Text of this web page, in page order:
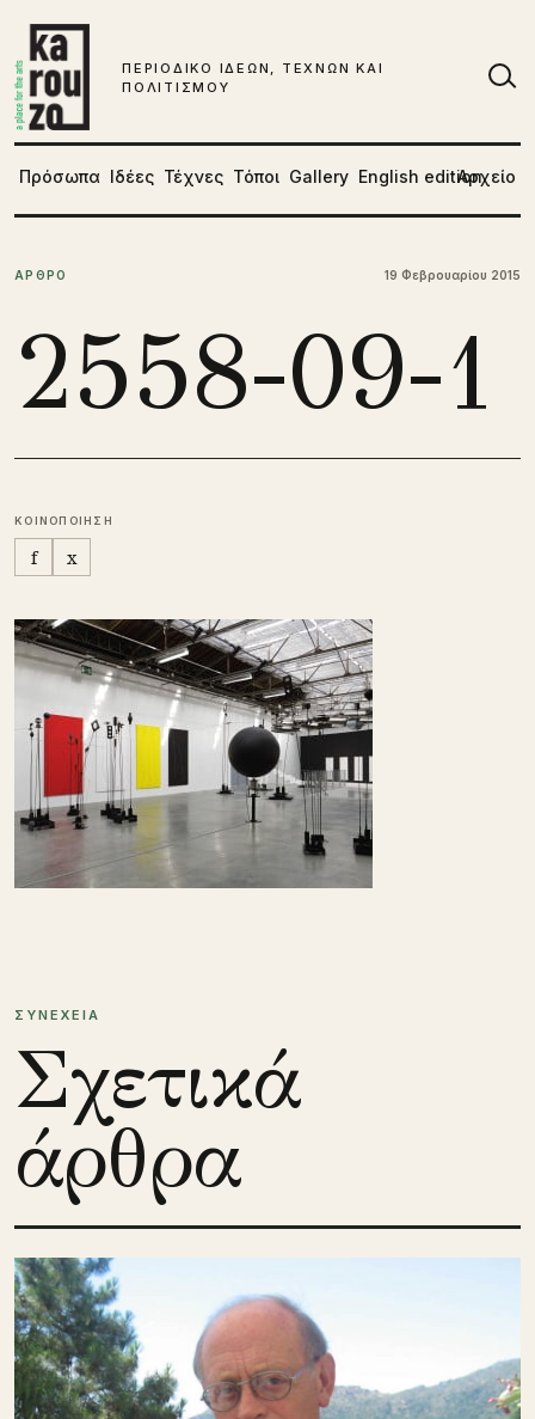
ΠΕΡΙΟΔΙΚΟ ΙΔΕΩΝ, ΤΕΧΝΩΝ ΚΑΙ
ΠΟΛΙΤΙΣΜΟΥ
Πρόσωπα Ιδέες Τέχνες Τόποι Gallery English editionΑρχείο
ΑΡΘΡΟ 19 Φεβρουαρίου 2015
2558-09-1
ΚΟΙΝΟΠΟΙΗΣΗ
f x
ΣΥΝΕΧΕΙΑ
Σχετικά
άρθρα